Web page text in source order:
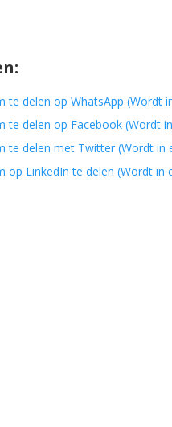
te delen op WhatsApp (Wordt
te delen op Facebook (Wordt
te delen met Twitter (Wordt in
op LinkedIn te delen (Wordt in